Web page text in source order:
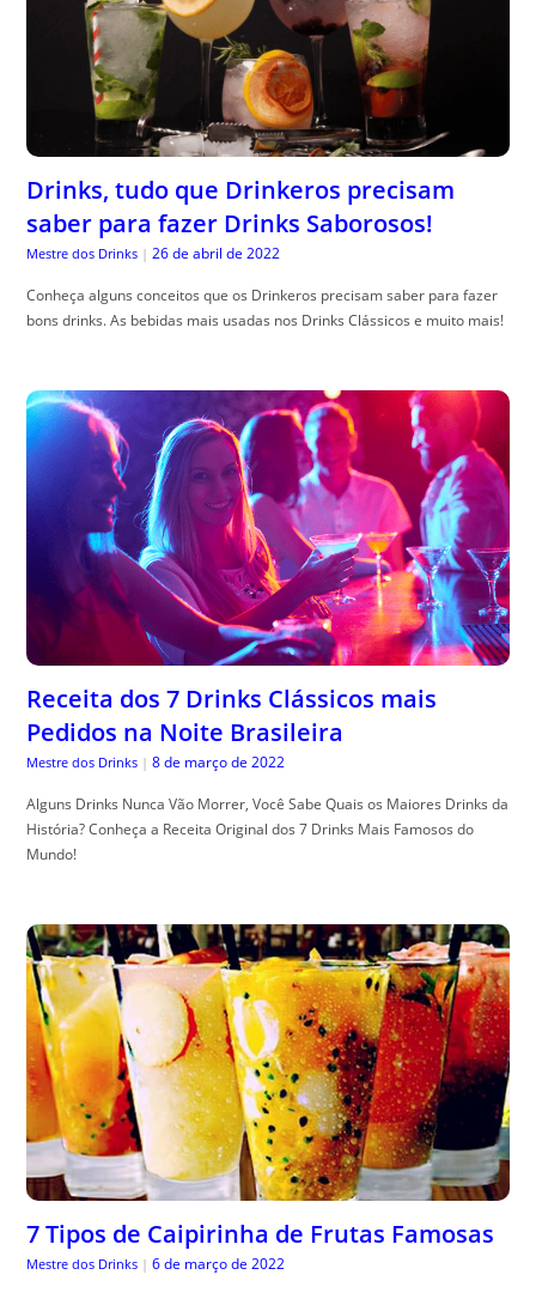
Drinks, tudo que Drinkeros precisam
saber para fazer Drinks Saborosos!
Mestre dos Drinks | 26 de abril de 2022
Conheça alguns conceitos que os Drinkeros precisam saber para fazer
bons drinks. As bebidas mais usadas nos Drinks Clássicos e muito mais!
Receita dos 7 Drinks Clássicos mais
Pedidos na Noite Brasileira
Mestre dos Drinks | 8 de março de 2022
Alguns Drinks Nunca Vão Morrer, Você Sabe Quais os Maiores Drinks da
História? Conheça a Receita Original dos 7 Drinks Mais Famosos do
Mundo!
7 Tipos de Caipirinha de Frutas Famosas
Mestre dos Drinks | 6 de março de 2022